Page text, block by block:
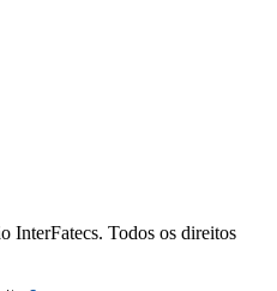
InterFatecs. Todos os direitos